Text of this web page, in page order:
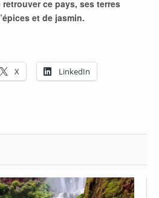
ce pays, ses terres
et de jasmin.
X LinkedIn